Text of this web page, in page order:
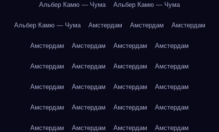
Альбер Камю — Чума Альбер Камю — Чума
Альбер Камю — Чума Амстердам Амстердам Амстердам
Амстердам Амстердам Амстердам Амстердам
Амстердам Амстердам Амстердам Амстердам
Амстердам Амстердам Амстердам Амстердам
Амстердам Амстердам Амстердам Амстердам
Амстердам Амстердам Амстердам Амстердам